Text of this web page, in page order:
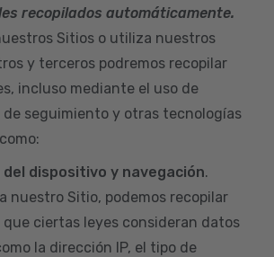
recopilados automáticamente.
Sitios o utiliza nuestros
y terceros podremos recopilar
incluso mediante el uso de
de seguimiento y otras tecnologías
dispositivo y navegación.
nuestro Sitio, podemos recopilar
ciertas leyes consideran datos
la dirección IP, el tipo de